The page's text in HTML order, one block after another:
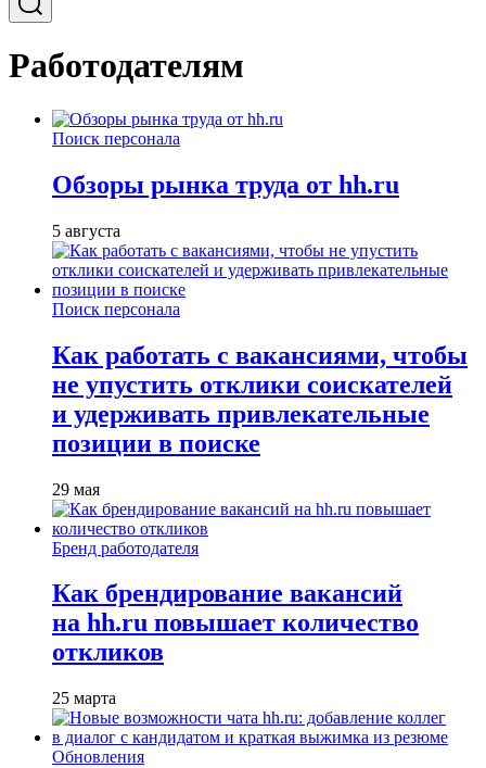
Работодателям
Поиск персонала
Обзоры рынка труда от hh.ru
5 августа
Поиск персонала
Как работать с вакансиями, чтобы
не упустить отклики соискателей
и удерживать привлекательные
позиции в поиске
29 мая
Бренд работодателя
Как брендирование вакансий
на hh.ru повышает количество
откликов
25 марта
Обновления